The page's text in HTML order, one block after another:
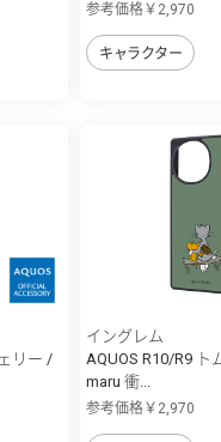
参考価格￥2,970
キャラクター
リー /
イングレム
AQUOS R10/R9 ト
maru 衝...
参考価格￥2,970